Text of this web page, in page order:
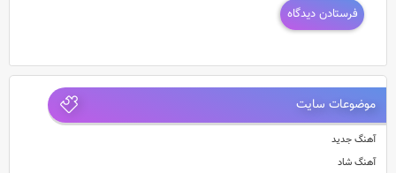
موضوعات سایت
آهنگ جدید
آهنگ شاد